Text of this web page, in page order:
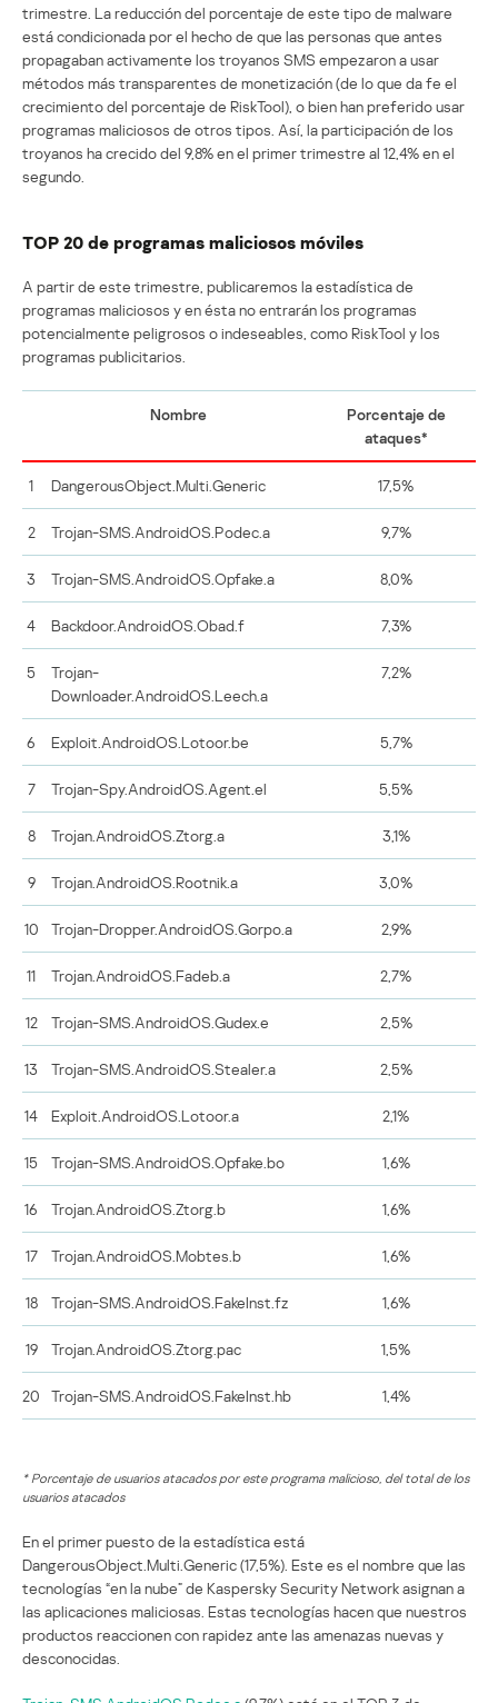
trimestre. La reducción del porcentaje de este tipo de malware
está condicionada por el hecho de que las personas que antes
propagaban activamente los troyanos SMS empezaron a usar
métodos más transparentes de monetización (de lo que da fe el
crecimiento del porcentaje de RiskTool), o bien han preferido usar
programas maliciosos de otros tipos. Así, la participación de los
troyanos ha crecido del 9,8% en el primer trimestre al 12,4% en el
segundo.
TOP 20 de programas maliciosos móviles
A partir de este trimestre, publicaremos la estadística de
programas maliciosos y en ésta no entrarán los programas
potencialmente peligrosos o indeseables, como RiskTool y los
programas publicitarios.
Nombre
Porcentaje de
ataques*
1 DangerousObject.Multi.Generic 17,5%
2 Trojan-SMS.AndroidOS.Podec.a 9,7%
3 Trojan-SMS.AndroidOS.Opfake.a 8,0%
4 Backdoor.AndroidOS.Obad.f 7,3%
5
Trojan-
Downloader.AndroidOS.Leech.a
7,2%
6 Exploit.AndroidOS.Lotoor.be 5,7%
7 Trojan-Spy.AndroidOS.Agent.el 5,5%
8 Trojan.AndroidOS.Ztorg.a 3,1%
9 Trojan.AndroidOS.Rootnik.a 3,0%
10 Trojan-Dropper.AndroidOS.Gorpo.a 2,9%
11 Trojan.AndroidOS.Fadeb.a 2,7%
12 Trojan-SMS.AndroidOS.Gudex.e 2,5%
13 Trojan-SMS.AndroidOS.Stealer.a 2,5%
14 Exploit.AndroidOS.Lotoor.a 2,1%
15 Trojan-SMS.AndroidOS.Opfake.bo 1,6%
16 Trojan.AndroidOS.Ztorg.b 1,6%
17 Trojan.AndroidOS.Mobtes.b 1,6%
18 Trojan-SMS.AndroidOS.FakeInst.fz 1,6%
19 Trojan.AndroidOS.Ztorg.pac 1,5%
20 Trojan-SMS.AndroidOS.FakeInst.hb 1,4%
* Porcentaje de usuarios atacados por este programa malicioso, del total de los
usuarios atacados
En el primer puesto de la estadística está
DangerousObject.Multi.Generic (17,5%). Este es el nombre que las
tecnologías “en la nube” de Kaspersky Security Network asignan a
las aplicaciones maliciosas. Estas tecnologías hacen que nuestros
productos reaccionen con rapidez ante las amenazas nuevas y
desconocidas.